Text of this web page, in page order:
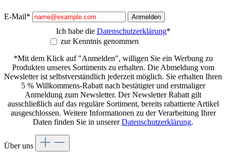
E-Mail* Anmelden
Ich habe die Datenschutzerklärung*
zur Kenntnis genommen
*Mit dem Klick auf "Anmelden", willigen Sie ein Werbung zu
Produkten unseres Sortiments zu erhalten. Die Abmeldung vom
Newsletter ist selbstverständlich jederzeit möglich. Sie erhalten Ihren
5 % Willkommens-Rabatt nach bestätigter und erstmaliger
Anmeldung zum Newsletter. Der Newsletter Rabatt gilt
ausschließlich auf das reguläre Sortiment, bereits rabattierte Artikel
ausgeschlossen. Weitere Informationen zu der Verarbeitung Ihrer
Daten finden Sie in unsererDatenschutzerklärung.
Über uns